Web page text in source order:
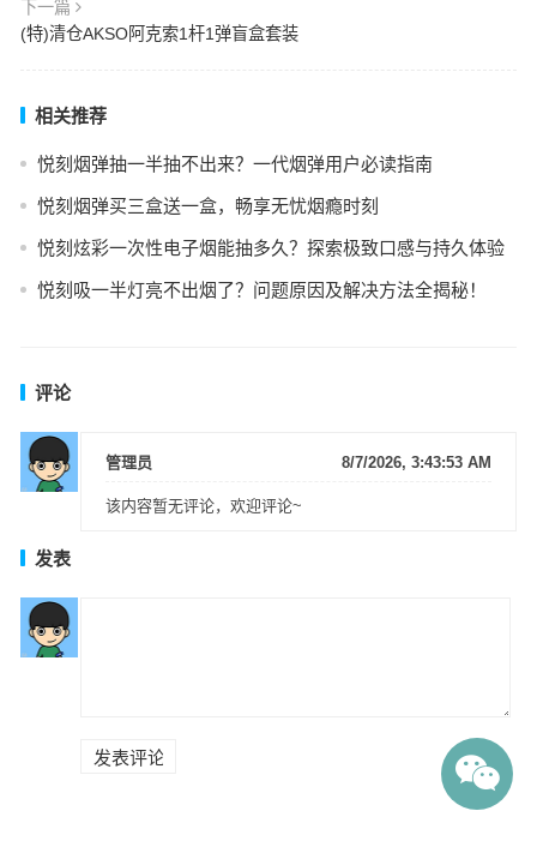
下一篇
(特)清仓AKSO阿克索1杆1弹盲盒套装
相关推荐
悦刻烟弹抽一半抽不出来？一代烟弹用户必读指南
悦刻烟弹买三盒送一盒，畅享无忧烟瘾时刻
悦刻炫彩一次性电子烟能抽多久？探索极致口感与持久体验
悦刻吸一半灯亮不出烟了？问题原因及解决方法全揭秘！
评论
8/7/2026, 3:43:53 AM
管理员
该内容暂无评论，欢迎评论~
发表